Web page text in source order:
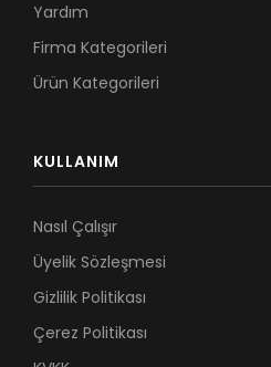
Yardım
Firma Kategorileri
Ürün Kategorileri
KULLANIM
Nasıl Çalışır
Üyelik Sözleşmesi
Gizlilik Politikası
Çerez Politikası